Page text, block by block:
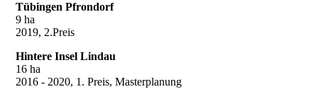
Tübingen Pfrondorf
9 ha
2019, 2.Preis
Hintere Insel Lindau
16 ha
2016 - 2020, 1. Preis, Masterplanung